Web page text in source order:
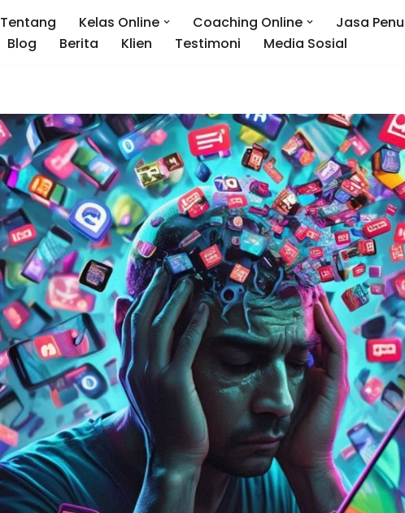
Tentang Kelas Online Coaching Online
Jasa
Blog Berita Klien Testimoni Media Sosial